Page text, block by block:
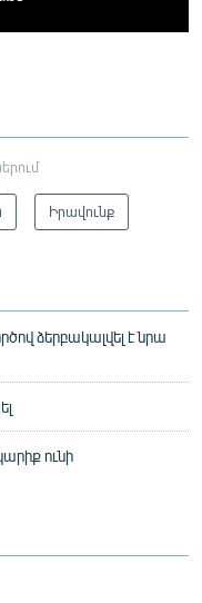
Իրավունք
ձերբակալվել է նրա
ունի